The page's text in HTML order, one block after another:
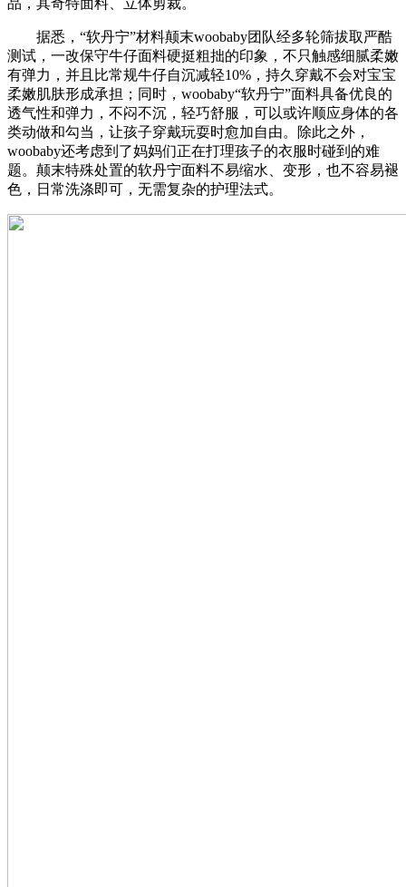
据悉，“软丹宁”材料颠末woobaby团队经多轮筛拔取严酷
测试，一改保守牛仔面料硬挺粗拙的印象，不只触感细腻柔嫩
有弹力，并且比常规牛仔自沉减轻10%，持久穿戴不会对宝宝
柔嫩肌肤形成承担；同时，woobaby“软丹宁”面料具备优良的
透气性和弹力，不闷不沉，轻巧舒服，可以或许顺应身体的各
类动做和勾当，让孩子穿戴玩耍时愈加自由。除此之外，
woobaby还考虑到了妈妈们正在打理孩子的衣服时碰到的难
题。颠末特殊处置的软丹宁面料不易缩水、变形，也不容易褪
色，日常洗涤即可，无需复杂的护理法式。